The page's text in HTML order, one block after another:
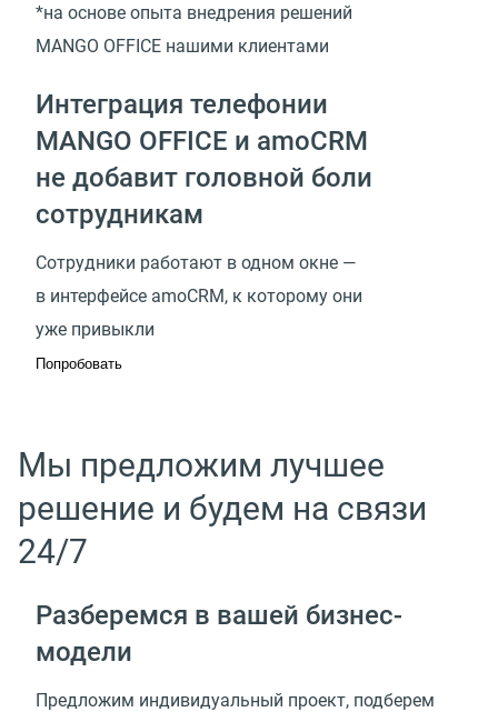
*на основе опыта внедрения решений
MANGO OFFICE нашими клиентами
Интеграция телефонии
MANGO OFFICE и amoCRM
не добавит головной боли
сотрудникам
Сотрудники работают в одном окне —
в интерфейсе amoCRM, к которому они
уже привыкли
Попробовать
Мы предложим лучшее
решение и будем на связи
24/7
Разберемся в вашей бизнес-
модели
Предложим индивидуальный проект, подберем